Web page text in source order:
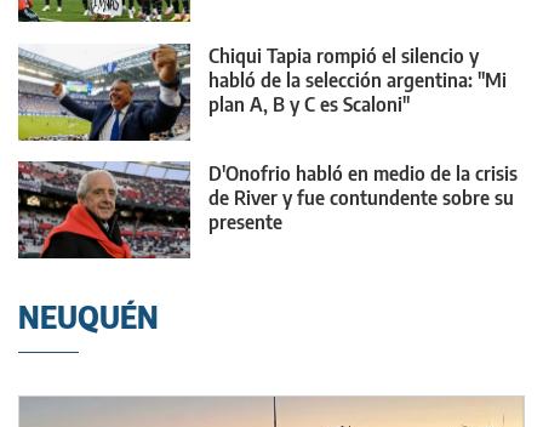
Chiqui Tapia rompió el silencio y
habló de la selección argentina: "Mi
plan A, B y C es Scaloni"
D'Onofrio habló en medio de la crisis
de River y fue contundente sobre su
presente
NEUQUÉN